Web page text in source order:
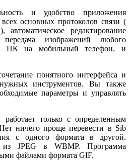
и удобство приложения
основных протоколов связи (
редактирование
изображений любого
с ПК на мобильный телефон, и
понятного интерфейса и
инструментов. Вы также
параметры и управлять
только с определенным
ничего проще перевести в Sib
с одного формата в другой.
из JPEG в WBMP. Программа
файлами формата GIF.